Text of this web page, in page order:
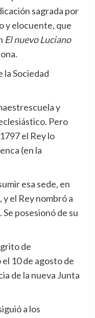
sagrada por
y elocuente, que
El nuevo Luciano
la Sociedad
y
Pero
el Rey lo
(en la
esa sede, en
el Rey nombró a
posesionó de su
de
10 de agosto de
de la nueva Junta
a los